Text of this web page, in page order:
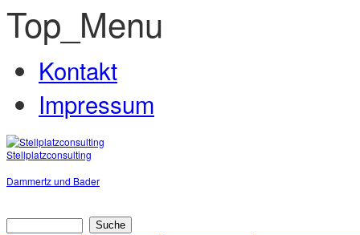
Jump to Content
Top_Menu
Kontakt
Impressum
Stellplatzconsulting
Dammertz und Bader
Suchformular